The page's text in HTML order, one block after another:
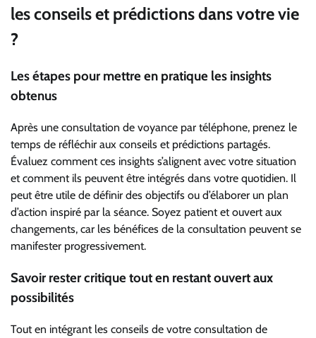
les conseils et prédictions dans votre vie
?
Les étapes pour mettre en pratique les insights
obtenus
Après une consultation de voyance par téléphone, prenez le
temps de réfléchir aux conseils et prédictions partagés.
Évaluez comment ces insights s’alignent avec votre situation
et comment ils peuvent être intégrés dans votre quotidien. Il
peut être utile de définir des objectifs ou d’élaborer un plan
d’action inspiré par la séance. Soyez patient et ouvert aux
changements, car les bénéfices de la consultation peuvent se
manifester progressivement.
Savoir rester critique tout en restant ouvert aux
possibilités
Tout en intégrant les conseils de votre consultation de